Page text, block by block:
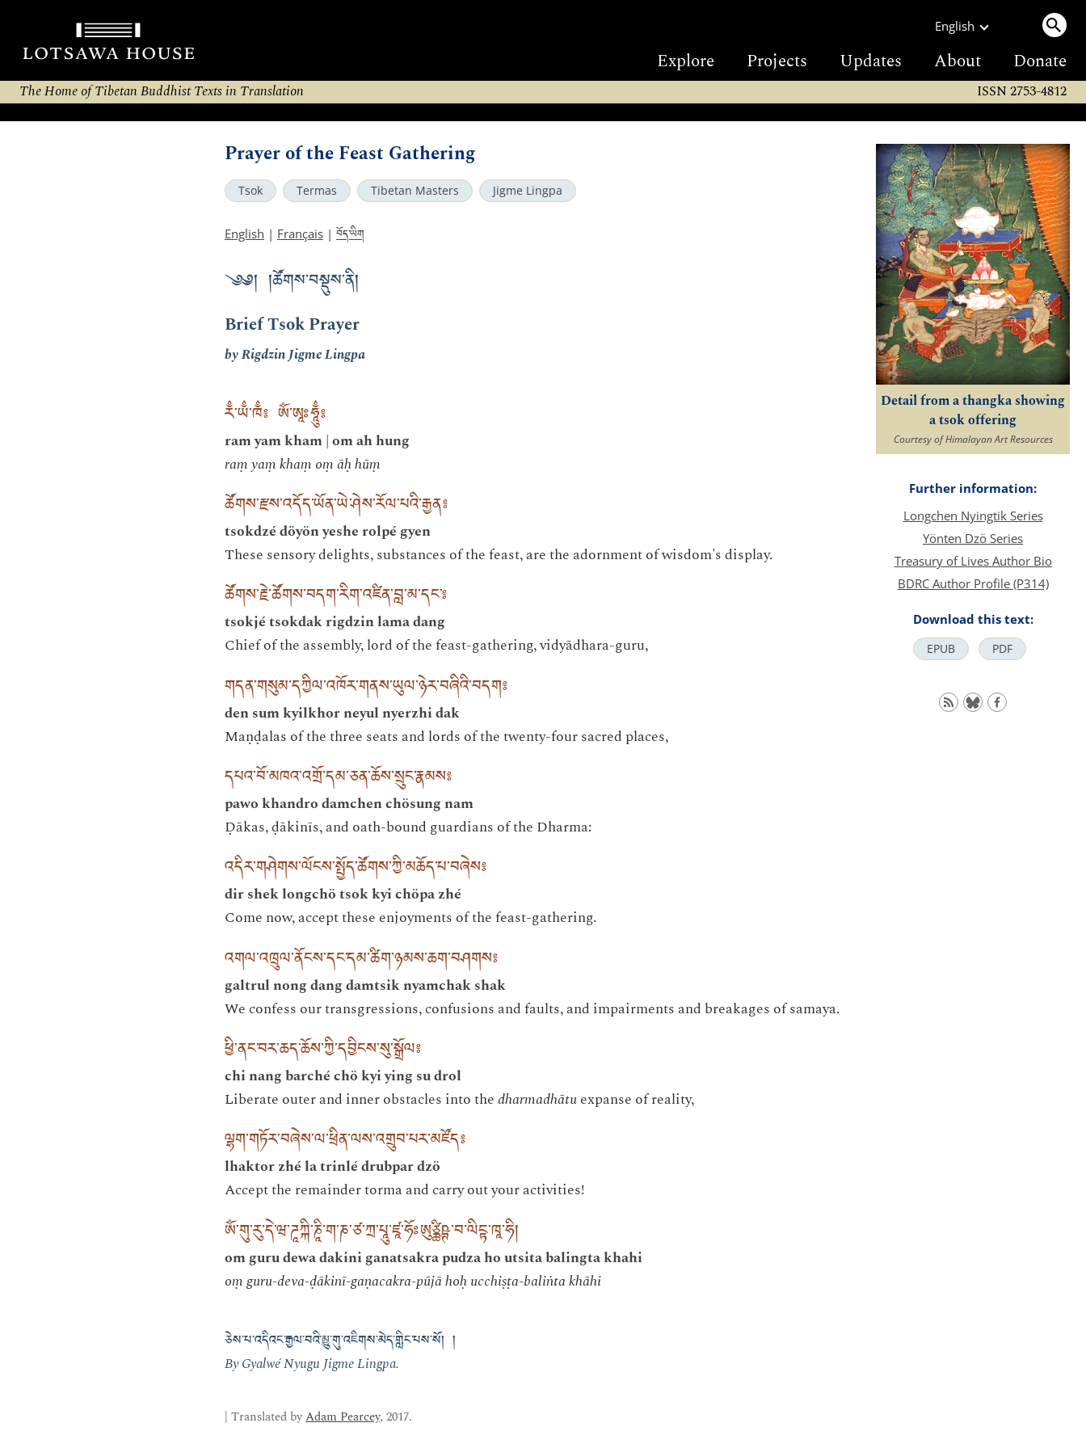
English
Explore Projects Updates About Donate
The Home of Tibetan Buddhist Texts in Translation ISSN 2753-4812
Prayer of the Feast Gathering
Tsok Termas Tibetan Masters Jigme Lingpa
English | Français | བོད་ཡིག
༄༅། །ཚོགས་བསྡུས་ནི།
Brief Tsok Prayer
by Rigdzin Jigme Lingpa
རྂ་ཡྂ་ཁྂ༔ ཨོཾ་ཨཱཿཧཱུྂ༔
ram yam kham | om ah hung
raṃ yaṃ khaṃ oṃ āḥ hūṃ
ཚོགས་རྫས་འདོད་ཡོན་ཡེ་ཤེས་རོལ་པའི་རྒྱན༔
tsokdzé döyön yeshe rolpé gyen
These sensory delights, substances of the feast, are the adornment of wisdom's display.
ཚོགས་རྗེ་ཚོགས་བདག་རིག་འཛིན་བླ་མ་དང༌༔
tsokjé tsokdak rigdzin lama dang
Chief of the assembly, lord of the feast-gathering, vidyādhara-guru,
གདན་གསུམ་དཀྱིལ་འཁོར་གནས་ཡུལ་ཉེར་བཞིའི་བདག༔
den sum kyilkhor neyul nyerzhi dak
Maṇḍalas of the three seats and lords of the twenty-four sacred places,
དཔའ་བོ་མཁའ་འགྲོ་དམ་ཅན་ཆོས་སྲུང་རྣམས༔
pawo khandro damchen chösung nam
Ḍākas, ḍākinīs, and oath-bound guardians of the Dharma:
འདིར་གཤེགས་ལོངས་སྤྱོད་ཚོགས་ཀྱི་མཆོད་པ་བཞེས༔
dir shek longchö tsok kyi chöpa zhé
Come now, accept these enjoyments of the feast-gathering.
འགལ་འཁྲུལ་ནོངས་དང་དམ་ཚིག་ཉམས་ཆག་བཤགས༔
galtrul nong dang damtsik nyamchak shak
We confess our transgressions, confusions and faults, and impairments and breakages of samaya.
ཕྱི་ནང་བར་ཆད་ཆོས་ཀྱི་དབྱིངས་སུ་སྒྲོལ༔
chi nang barché chö kyi ying su drol
Liberate outer and inner obstacles into the dharmadhātuexpanse of reality,
ལྷག་གཏོར་བཞེས་ལ་ཕྲིན་ལས་འགྲུབ་པར་མཛོད༔
lhaktor zhé la trinlé drubpar dzö
Accept the remainder torma and carry out your activities!
ཨོཾ་གུ་རུ་དེ་ཝ་ཌཱཀྐི་ཎཱི་ག་ཎ་ཙ་ཀྲ་པཱུ་ཛཱ་ཧོཿཨུཙྪིཥྚ་བ་ལིངྟ་ཁཱ་ཧི།
om guru dewa dakini ganatsakra pudza ho utsita balingta khahi
oṃ guru-deva-ḍākinī-gaṇacakra-pūjā hoḥ ucchiṣṭa-baliṅta khāhi
ཅེས་པ་འདིའང་རྒྱལ་བའི་མྱུ་གུ་འཇིགས་མེད་གླིང་པས་སོ། །
By Gyalwé Nyugu Jigme Lingpa.
| Translated byAdam Pearcey, 2017.
Detail from a thangka showing
a tsok offering
Courtesy of Himalayan Art Resources
Further information:
Longchen Nyingtik Series
Yönten Dzö Series
Treasury of Lives Author Bio
BDRC Author Profile (P314)
Download this text:
EPUB PDF